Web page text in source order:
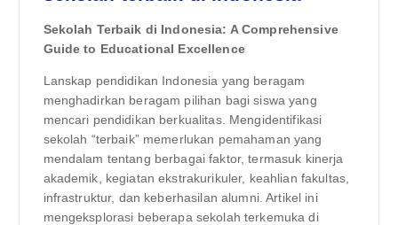
Sekolah Terbaik di Indonesia: A Comprehensive
Guide to Educational Excellence
Lanskap pendidikan Indonesia yang beragam
menghadirkan beragam pilihan bagi siswa yang
mencari pendidikan berkualitas. Mengidentifikasi
sekolah “terbaik” memerlukan pemahaman yang
mendalam tentang berbagai faktor, termasuk kinerja
akademik, kegiatan ekstrakurikuler, keahlian fakultas,
infrastruktur, dan keberhasilan alumni. Artikel ini
mengeksplorasi beberapa sekolah terkemuka di